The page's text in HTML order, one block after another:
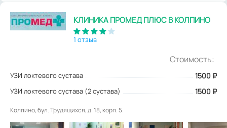
КЛИНИКА ПРОМЕД ПЛЮС В КОЛПИНО
1 отзыв
Стоимость:
УЗИ локтевого сустава 1500 ₽
УЗИ локтевого сустава (2 сустава) 1500 ₽
Колпино, бул. Трудящихся, д. 18, корп. 5.